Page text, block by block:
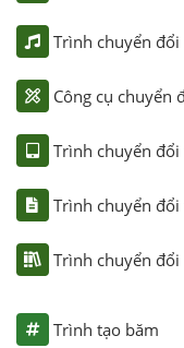
Trình chuyển
Công cụ chuyển
Trình chuyển
Trình chuyển đổi
Trình chuyển đổi
Trình tạo băm